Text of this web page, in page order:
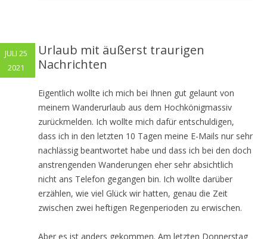
Urlaub mit äußerst traurigen
Nachrichten
Eigentlich wollte ich mich bei Ihnen gut gelaunt von
meinem Wanderurlaub aus dem Hochkönigmassiv
zurückmelden. Ich wollte mich dafür entschuldigen,
dass ich in den letzten 10 Tagen meine E-Mails nur sehr
nachlässig beantwortet habe und dass ich bei den doch
anstrengenden Wanderungen eher sehr absichtlich
nicht ans Telefon gegangen bin. Ich wollte darüber
erzählen, wie viel Glück wir hatten, genau die Zeit
zwischen zwei heftigen Regenperioden zu erwischen.
Aber es ist anders gekommen. Am letzten Donnerstag
JULI 25
2021